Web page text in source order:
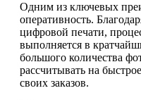
Одним из ключевых
оперативность.
цифровой печати,
выполняется в
большого количества
рассчитывать на
своих заказов.